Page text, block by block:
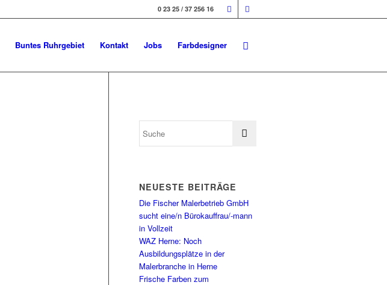
0 23 25 / 37 256 16
Buntes Ruhrgebiet Kontakt Jobs Farbdesigner
NEUESTE BEITRÄGE
Die Fischer Malerbetrieb GmbH
sucht eine/n Bürokauffrau/-mann
in Vollzeit
WAZ Herne: Noch
Ausbildungsplätze in der
Malerbranche in Herne
Frische Farben zum